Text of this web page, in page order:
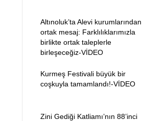
Altınoluk’ta Alevi kurumlarından
ortak mesaj: Farklılıklarımızla
birlikte ortak taleplerle
birleşeceğiz-VİDEO
Kurmeş Festivali büyük bir
coşkuyla tamamlandı!-VİDEO
Zini Gediği Katliamı’nın 88’inci